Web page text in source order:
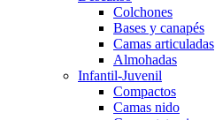
Colchones
Bases y canapés
Camas articuladas
Almohadas
Infantil-Juvenil
Compactos
Camas nido